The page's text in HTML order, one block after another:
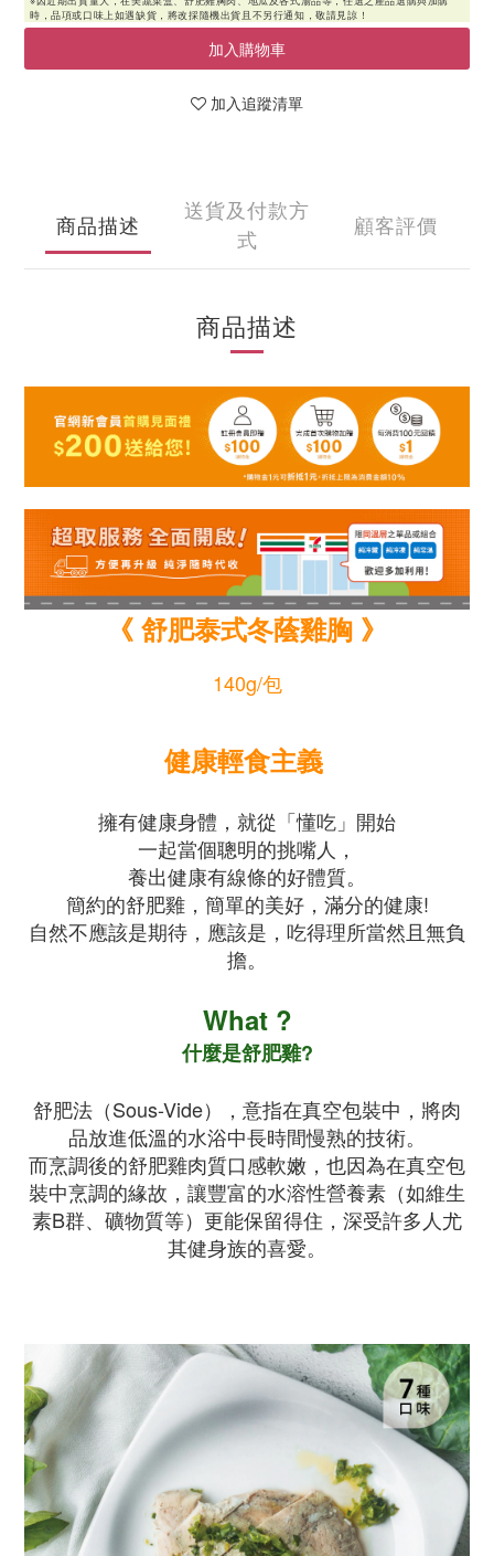
加入購物車
加入追蹤清單
商品描述
送貨及付款方
式
顧客評價
商品描述
《 舒肥泰式冬蔭雞胸 》
140g/包
健康輕食主義
擁有健康身體，就從「懂吃」開始
一起當個聰明的挑嘴人，
養出健康有線條的好體質。
簡約的舒肥雞，簡單的美好，滿分的健康!
自然不應該是期待，應該是，吃得理所當然且無負
擔。
What ?
什麼是舒肥雞?
舒肥法（Sous-Vide），意指在真空包裝中，將肉
品放進低溫的水浴中長時間慢熟的技術。
而烹調後的舒肥雞肉質口感軟嫩，也因為在真空包
裝中烹調的緣故，讓豐富的水溶性營養素（如維生
素B群、礦物質等）更能保留得住，深受許多人尤
其健身族的喜愛。